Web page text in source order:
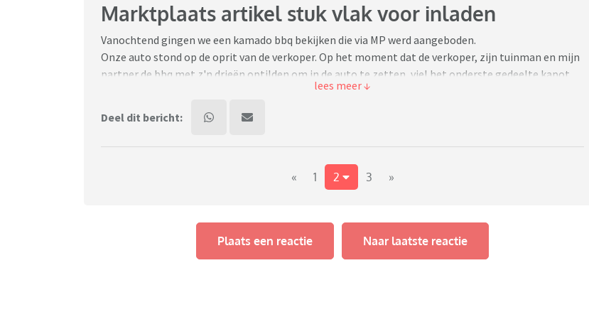
Marktplaats artikel stuk vlak voor inladen
Vanochtend gingen we een kamado bbq bekijken die via MP werd aangeboden.
Onze auto stond op de oprit van de verkoper. Op het moment dat de verkoper, zijn tuinman en mijn
partner de bbq met z'n drieën optilden om in de auto te zetten, viel het onderste gedeelte kapot
De verkoper reageerde direct door te zeggen dat wij de nu kapotte bbq evengoed mee moesten
bbq niet meer meenemen en vonden we dat hij het via zijn verzekering moest regelen.
Ik vraag me af: wie staat er in zijn recht?
Het ging om een bedrag van iets minder dan 1500 euro
Deel dit bericht:
« 1 2 3 »
Plaats een reactie Naar laatste reactie